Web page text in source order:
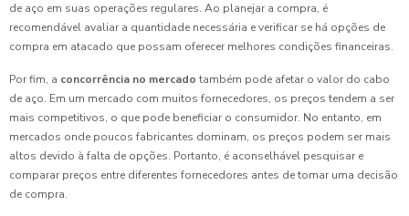
de aço em suas operações regulares. Ao planejar a compra, é
recomendável avaliar a quantidade necessária e verificar se há opções de
compra em atacado que possam oferecer melhores condições financeiras.
Por fim, a concorrência no mercado também pode afetar o valor do cabo
de aço. Em um mercado com muitos fornecedores, os preços tendem a ser
mais competitivos, o que pode beneficiar o consumidor. No entanto, em
mercados onde poucos fabricantes dominam, os preços podem ser mais
altos devido à falta de opções. Portanto, é aconselhável pesquisar e
comparar preços entre diferentes fornecedores antes de tomar uma decisão
de compra.